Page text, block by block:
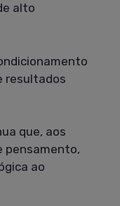
alto
resultados
que, aos
pensamento,
ao